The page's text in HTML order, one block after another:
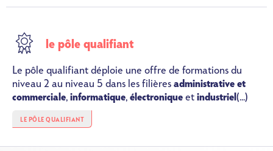
SVG
le pôle qualifiant
Le pôle qualifiant déploie une offre de formations du
niveau 2 au niveau 5 dans les filières administrative et
commerciale, informatique, électronique et industriel (...)
LE PÔLE QUALIFIANT